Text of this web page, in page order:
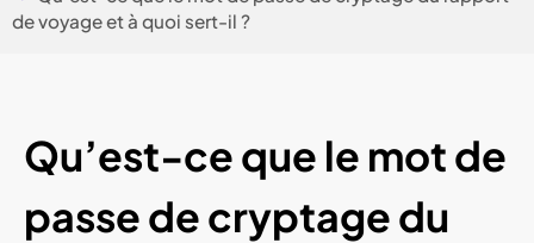
de voyage et à quoi sert-il ?
Qu’est-ce que le mot de
passe de cryptage du